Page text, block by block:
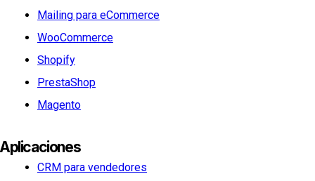
Mailing para eCommerce
WooCommerce
Shopify
PrestaShop
Magento
Aplicaciones
CRM para vendedores